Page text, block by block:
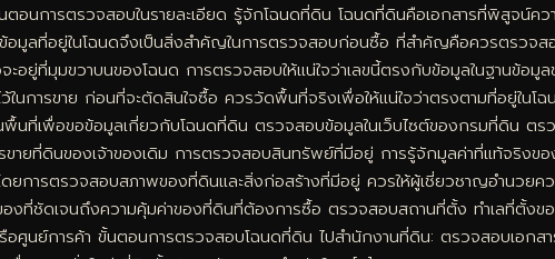
ตอนการตรวจสอบในรายละเอียด รู้จักโฉนดที่ดิน โฉนดที่ดินคือเอกสารที่พิสูจน์ค
ข้อมูลที่อยู่ในโฉนดจึงเป็นสิ่งสำคัญในการตรวจสอบก่อนซื้อ ที่สำคัญคือควรตรวจ
อยู่ที่มุมขวาบนของโฉนด การตรวจสอบให้แน่ใจว่าเลขนี้ตรงกับข้อมูลในฐานข้อ
ในการขาย ก่อนที่จะตัดสินใจซื้อ ควรวัดพื้นที่จริงเพื่อให้แน่ใจว่าตรงตามที่อยู่ใ
พื้นที่เพื่อขอข้อมูลเกี่ยวกับโฉนดที่ดิน ตรวจสอบข้อมูลในเว็บไซต์ของกรมที่ดิน ต
ายที่ดินของเจ้าของเดิม การตรวจสอบสินทรัพย์ที่มีอยู่ การรู้จักมูลค่าที่แท้จริงข
ยการตรวจสอบสภาพของที่ดินและสิ่งก่อสร้างที่มีอยู่ ควรให้ผู้เชี่ยวชาญอำนวยค
งที่ชัดเจนถึงความคุ้มค่าของที่ดินที่ต้องการซื้อ ตรวจสอบสถานที่ตั้ง ทำเลที่ตั้ง
อศูนย์การค้า ขั้นตอนการตรวจสอบโฉนดที่ดิน ไปสำนักงานที่ดิน: ตรวจสอบเอก